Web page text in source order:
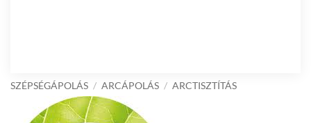
SZÉPSÉGÁPOLÁS / ARCÁPOLÁS / ARCTISZTÍTÁS